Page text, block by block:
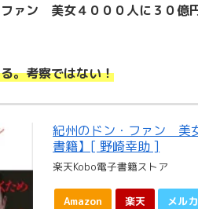
ファン 美女４０００人に３０億
。考察ではない！
紀州のドン・ファン 美
書籍】[ 野崎幸助 ]
楽天Kobo電子書籍ストア
Amazon 楽天 メル